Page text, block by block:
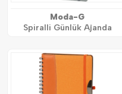
Moda-G
Spiralli Günlük Ajanda